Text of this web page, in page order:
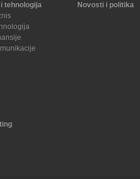
tehnologija
Novosti i politika